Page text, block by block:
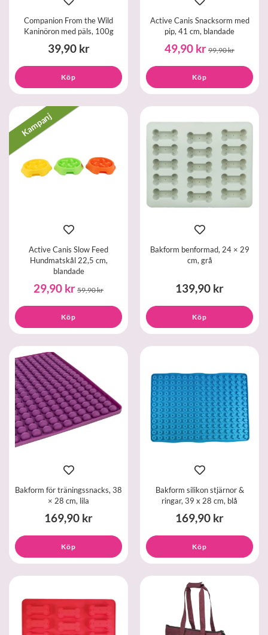
Companion From the Wild
Kaninöron med päls, 100g
39,90 kr
Köp
Active Canis Snacksorm med
pip, 41 cm, blandade
49,90 kr 99,90 kr
Köp
Kampanj
Active Canis Slow Feed
Hundmatskål 22,5 cm,
blandade
29,90 kr 59,90 kr
Köp
Bakform benformad, 24 × 29
cm, grå
139,90 kr
Köp
Bakform för träningssnacks, 38
× 28 cm, lila
169,90 kr
Köp
Bakform silikon stjärnor &
ringar, 39 x 28 cm, blå
169,90 kr
Köp